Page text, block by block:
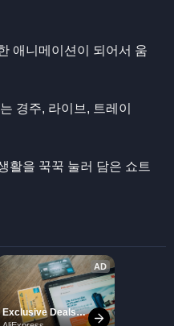
애니메이션이 되어서 움
경주, 라이브, 트레이
활을 꾹꾹 눌러 담은 쇼트